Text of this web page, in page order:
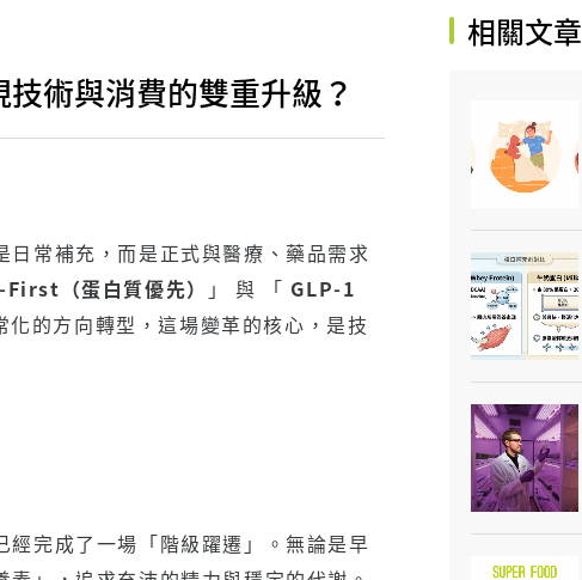
術與消費的雙重升級？
常補充，而是正式與醫療、藥品需求
（蛋白質優先） 」 與 「 GLP-1
的方向轉型，這場變革的核心，是技
完成了一場「階級躍遷」。無論是早
相關文章